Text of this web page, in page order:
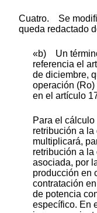
Cuatro. Se
queda redactado
«b) Un
referencia el
de diciembre,
operación
en el artículo
Para el
retribución a
multiplicará,
retribución a
asociada, por
producción en
contratación
de potencia
específico. En